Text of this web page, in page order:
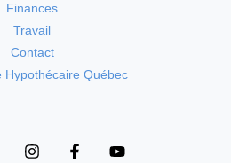
Finances
Travail
Contact
Hypothécaire Québec